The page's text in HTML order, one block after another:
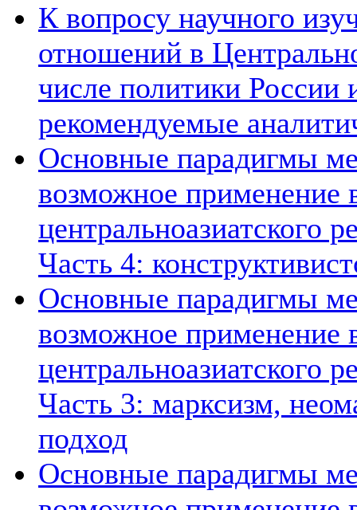
К вопросу научного
отношений в
числе политики России
рекомендуемые
Основные парадигмы
возможное применение
центральноазиатского
Часть 4:
Основные парадигмы
возможное применение
центральноазиатского
Часть 3: марксизм,
подход
Основные парадигмы